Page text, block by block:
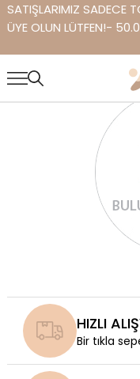
SATIŞLARIMIZ SADECE
ÜYE OLUN LÜTFEN!-
HIZLI
Bir tıkla